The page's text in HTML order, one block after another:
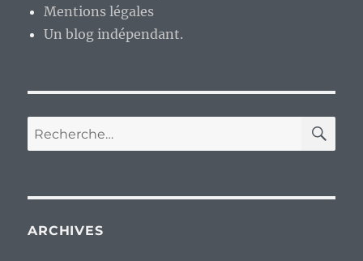
Mentions légales
Un blog indépendant.
Recherche
pour :
ARCHIVES